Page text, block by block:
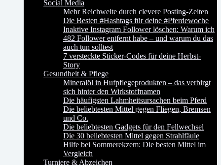
Social Media
Mehr Reichweite durch clevere Posting-Zeiten
Die Besten #Hashtags für deine #Pferdewoche
Inaktive Instagram Follower löschen: Warum ich
482 Follower entfernt habe – und warum du das
auch tun solltest
7 versteckte Sticker-Codes für deine Herbst-
Story
Gesundheit & Pflege
Mineralöl in Hufpflegeprodukten – das verbirgt
sich hinter den Wirkstoffnamen
Die häufigsten Lahmheitsursachen beim Pferd
Die beliebtesten Mittel gegen Fliegen, Bremsen
und Co.
Die beliebtesten Gadgets für den Fellwechsel
Die 30 beliebtesten Mittel gegen Strahlfäule
Hilfe bei Sommerekzem: Die besten Mittel im
Vergleich
Turniere & Abzeichen